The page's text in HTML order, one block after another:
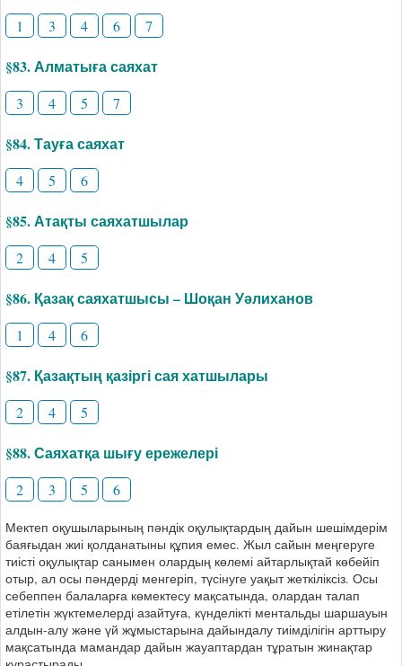
1 3 4 6 7
§83. Алматыға саяхат
3 4 5 7
§84. Тауға саяхат
4 5 6
§85. Атақты саяхатшылар
2 4 5
§86. Қазақ саяхатшысы – Шоқан Уәлиханов
1 4 6
§87. Қазақтың қазіргі сая хатшылары
2 4 5
§88. Саяхатқа шығу ережелері
2 3 5 6
Мектеп оқушыларының пәндік оқулықтардың дайын шешімдерім
баяғыдан жиі қолданатыны құпия емес. Жыл сайын меңгеруге
тиісті оқулықтар санымен олардың көлемі айтарлықтай көбейіп
отыр, ал осы пәндерді менгеріп, түсінуге уақыт жеткіліксіз. Осы
себеппен балаларға көмектесу мақсатында, олардан талап
етілетін жүктемелерді азайтуға, күнделікті ментальды шаршауын
алдын-алу және үй жұмыстарына дайындалу тиімділігін арттыру
мақсатында мамандар дайын жауаптардан тұратын жинақтар